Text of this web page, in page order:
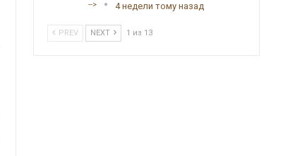
--> 4 недели тому назад
PREV NEXT 1 из 13